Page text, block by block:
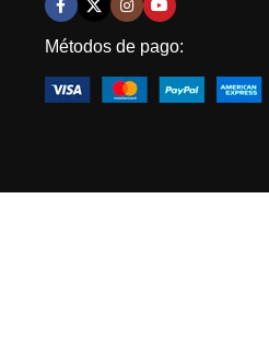
Métodos de pago: